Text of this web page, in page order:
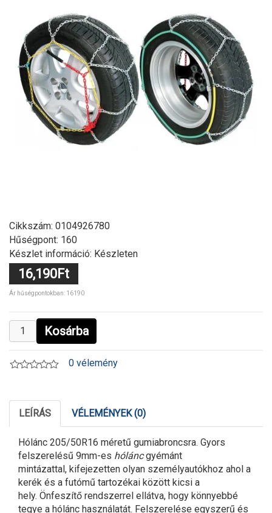
Cikkszám: 0104926780
Hűségpont: 160
Készlet információ: Készleten
16,190Ft
Ár hűségpontokban: 16190
Kosárba
0 vélemény
LEÍRÁS VÉLEMÉNYEK (0)
Hólánc 205/50R16 méretű gumiabroncsra. Gyors
felszerelésű 9mm-es hóláncgyémánt
mintázattal, kifejezetten olyan személyautókhoz ahol a
kerék és a futómű tartozékai között kicsi a
hely. Önfeszítő rendszerrel ellátva, hogy könnyebbé
tegye a hólánc használatát. Felszerelése egyszerű és